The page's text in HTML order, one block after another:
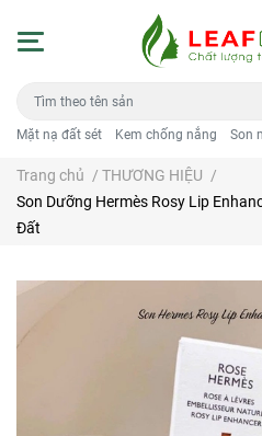
Mặt nạ đất sét Kem chống nắng Son
Trang chủ / THƯƠNG HIỆU /
Son Dưỡng Hermès Rosy Lip
Đất